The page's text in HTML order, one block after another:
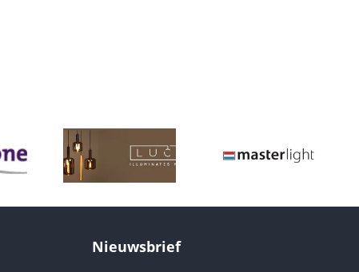
Nieuwsbrief